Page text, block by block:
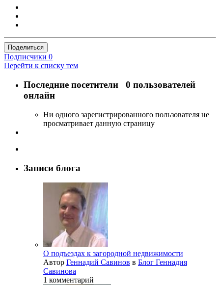
Поделиться
Подписчики 0
Перейти к списку тем
Последние посетители 0 пользователей
онлайн
Ни одного зарегистрированного пользователя не
просматривает данную страницу
Записи блога
О подъездах к загородной недвижимости
Автор Геннадий Савинов в Блог Геннадия
Савинова
1 комментарий